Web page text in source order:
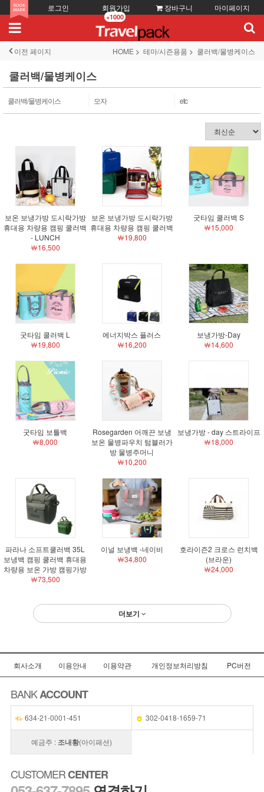
로그인 회원가입
+1000
장바구니 마이페이지
이전 페이지 HOME 테마/시즌용품 쿨러백/물병케이스
쿨러백/물병케이스
쿨러백/물병케이스 모자 etc
보온 보냉가방 도시락가방
휴대용 차량용 캠핑 쿨러백
- LUNCH
￦16,500
보온 보냉가방 도시락가방
휴대용 차량용 캠핑 쿨러백
￦19,800
굿타임 쿨러백 S
￦15,000
굿타임 쿨러백 L
￦19,800
에너지박스 플러스
￦16,200
보냉가방-Day
￦14,600
굿타임 보틀백
￦8,000
Rosegarden 어깨끈 보냉
보온 물병파우치 텀블러가
방 물병주머니
￦10,200
보냉가방 - day 스트라이프
￦18,000
파라나 소프트쿨러백 35L
보냉백 캠핑 쿨러백 휴대용
차량용 보온 가방 캠핑가방
￦73,500
이널 보냉백 -네이비
￦34,800
호라이즌2 크로스 런치백
(브라운)
￦24,000
더보기
회사소개 이용안내 이용약관 개인정보처리방침 PC버전
BANKACCOUNT
634-21-0001-451 302-0418-1659-71
예금주 : 조내황(아이패션)
CUSTOMERCENTER